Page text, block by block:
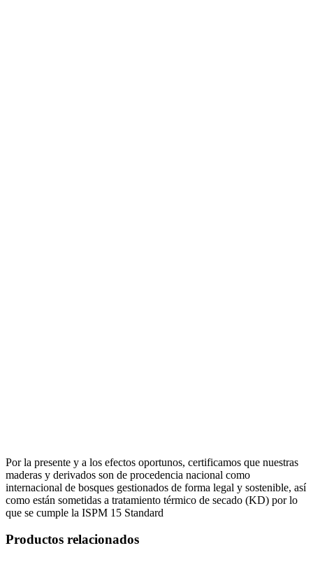
Por la presente y a los efectos oportunos, certificamos que nuestras
maderas y derivados son de procedencia nacional como
internacional de bosques gestionados de forma legal y sostenible, así
como están sometidas a tratamiento térmico de secado (KD) por lo
que se cumple la ISPM 15 Standard
Productos relacionados